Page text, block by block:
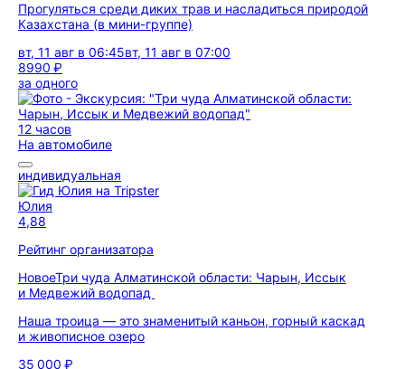
Прогуляться среди диких трав и насладиться природой
Казахстана (в мини-группе)
вт, 11 авг в 06:45вт, 11 авг в 07:00
8990 ₽
за одного
12 часов
На автомобиле
индивидуальная
Юлия
4,88
Рейтинг организатора
НовоеТри чуда Алматинской области: Чарын, Иссык
и Медвежий водопад
Наша троица — это знаменитый каньон, горный каскад
и живописное озеро
35 000 ₽